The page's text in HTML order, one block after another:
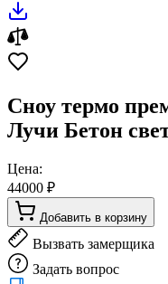
Сноу термо
Лучи Бетон
Цена:
44000 ₽
Добавить в корзину
Вызвать замерщика
Задать вопрос